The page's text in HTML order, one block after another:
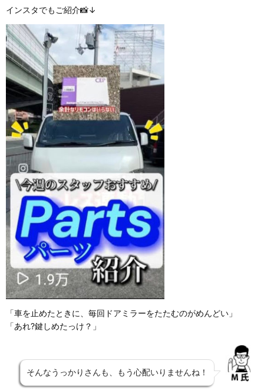
インスタでもご紹介📸↓
「車を止めたときに、毎回ドアミラーをたたむのがめんどい」
「あれ?鍵しめたっけ？」
そんなうっかりさんも、もう心配いりませんね！